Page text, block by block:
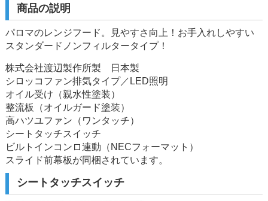
商品の説明
パロマのレンジフード。見やすさ向上！お手入れしやすい
スタンダードノンフィルタータイプ！
株式会社渡辺製作所製 日本製
シロッコファン排気タイプ／LED照明
オイル受け（親水性塗装）
整流板（オイルガード塗装）
高ハツユファン（ワンタッチ）
シートタッチスイッチ
ビルトインコンロ連動（NECフォーマット）
スライド前幕板が同梱されています。
シートタッチスイッチ